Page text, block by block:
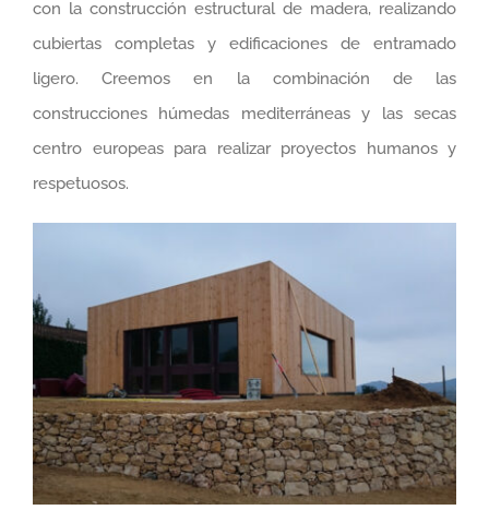
con la construcción estructural de madera, realizando
cubiertas completas y edificaciones de entramado
ligero. Creemos en la combinación de las
construcciones húmedas mediterráneas y las secas
centro europeas para realizar proyectos humanos y
respetuosos.